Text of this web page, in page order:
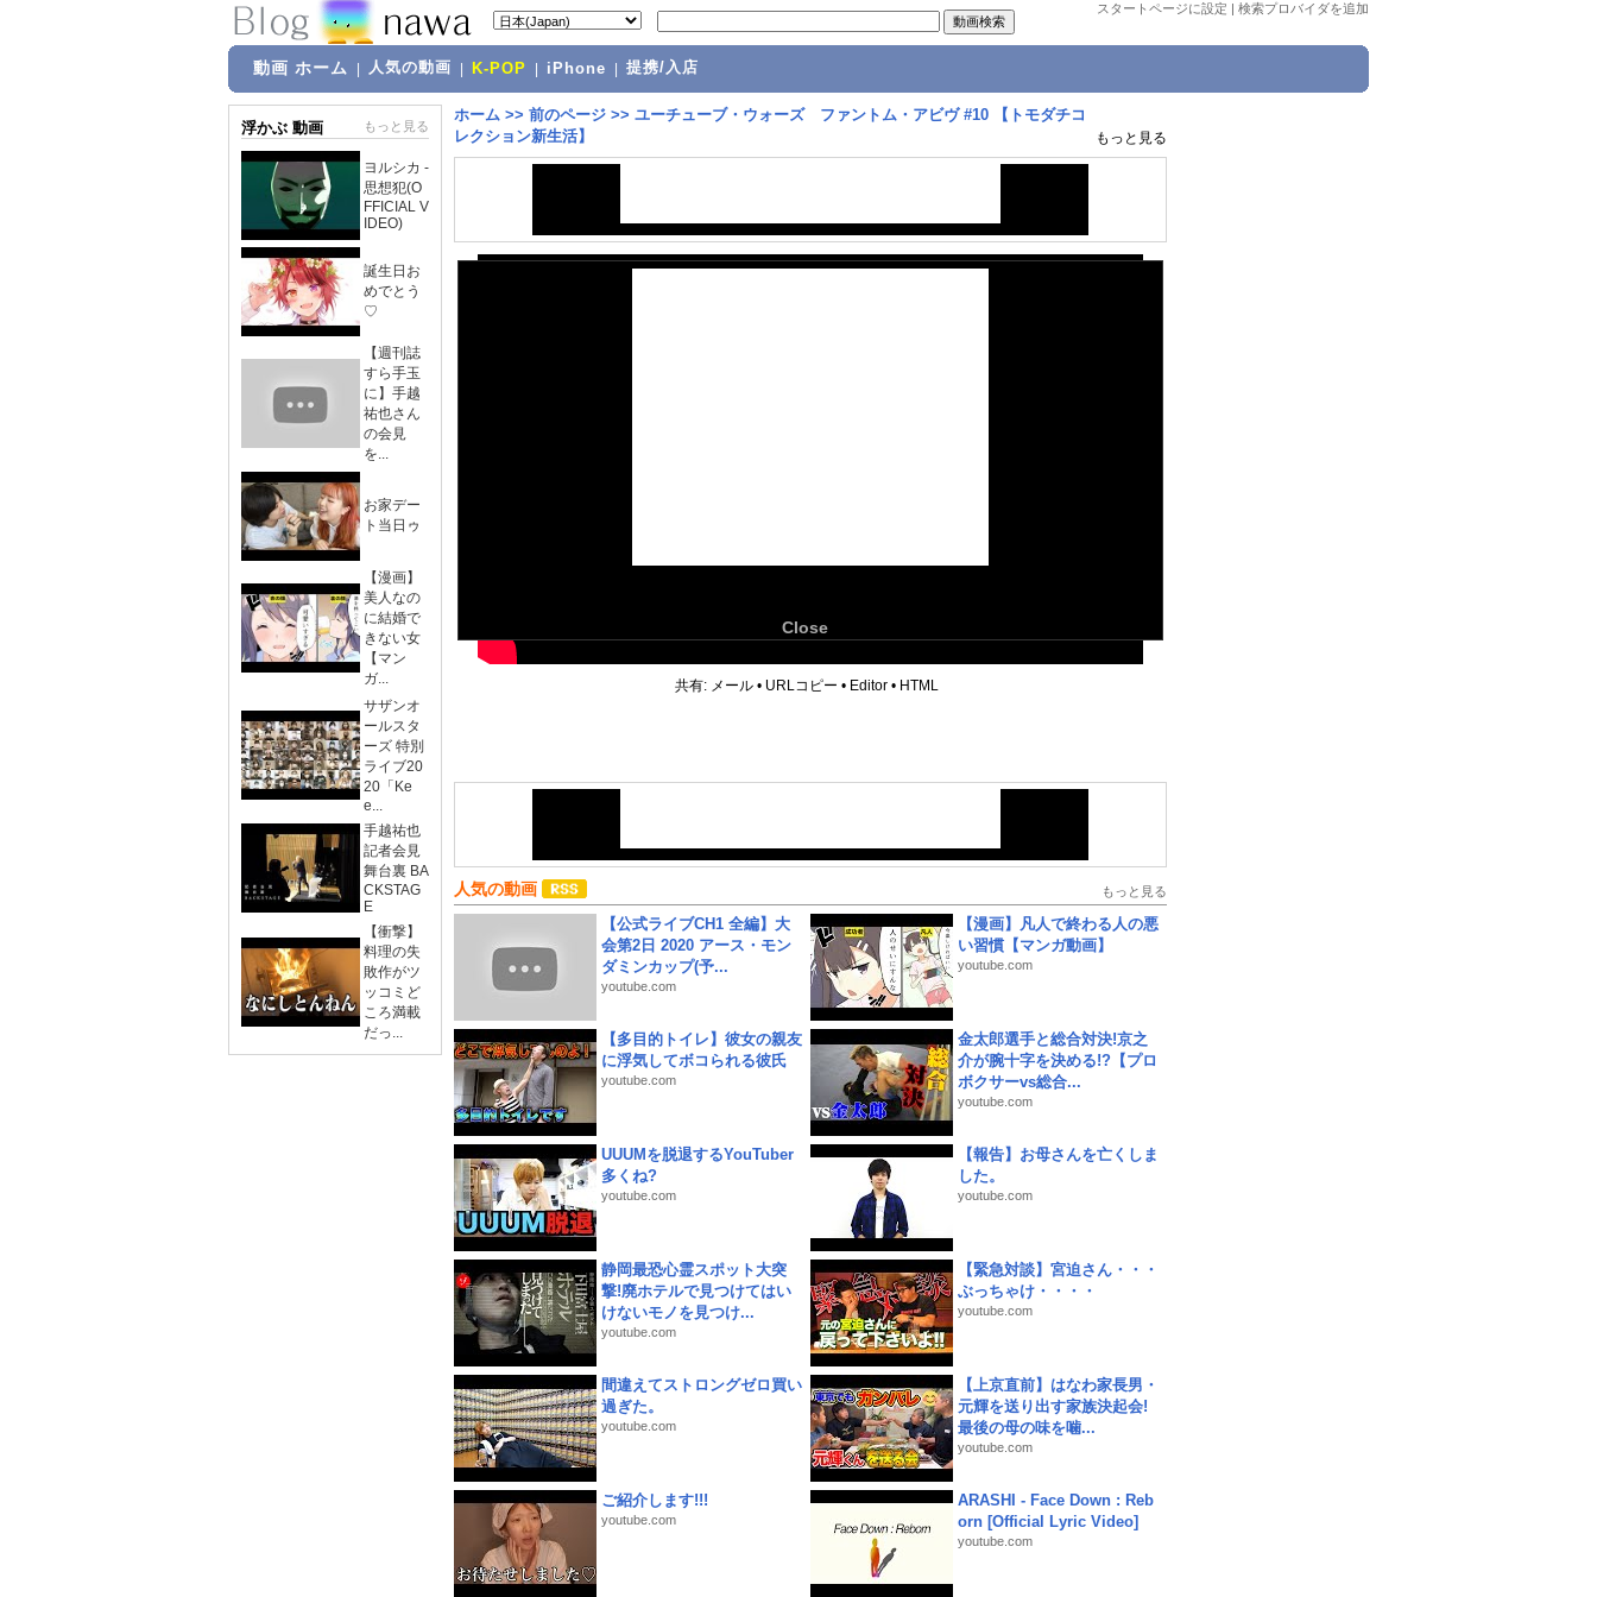
スタートページに設定 | 検索プロバイダを追加
動画 ホーム 人気の動画 K-POP iPhone 提携/入店
浮かぶ 動画 もっと見る
ヨルシカ -
思想犯(O
FFICIAL V
IDEO)
誕生日お
めでとう
♡
【週刊誌
すら手玉
に】手越
祐也さん
の会見
を...
お家デー
ト当日ゥ
【漫画】
美人なの
に結婚で
きない女
【マン
ガ...
サザンオ
ールスタ
ーズ 特別
ライブ20
20「Ke
e...
手越祐也
記者会見
舞台裏 BA
CKSTAG
E
【衝撃】
料理の失
敗作がツ
ッコミど
ころ満載
だっ...
ホーム >> 前のページ >> ユーチューブ・ウォーズ ファントム・アビヴ #10 【トモダチコ
レクション新生活】
もっと見る
Close
共有: メール • URLコピー • Editor • HTML
人気の動画 もっと見る
【公式ライブCH1 全編】大
会第2日 2020 アース・モン
ダミンカップ(予...
youtube.com
【漫画】凡人で終わる人の悪
い習慣【マンガ動画】
youtube.com
【多目的トイレ】彼女の親友
に浮気してボコられる彼氏
youtube.com
金太郎選手と総合対決!京之
介が腕十字を決める!?【プロ
ボクサーvs総合...
youtube.com
UUUMを脱退するYouTuber
多くね?
youtube.com
【報告】お母さんを亡くしま
した。
youtube.com
静岡最恐心霊スポット大突
撃!廃ホテルで見つけてはい
けないモノを見つけ...
youtube.com
【緊急対談】宮迫さん・・・
ぶっちゃけ・・・・
youtube.com
間違えてストロングゼロ買い
過ぎた。
youtube.com
【上京直前】はなわ家長男・
元輝を送り出す家族決起会!
最後の母の味を噛...
youtube.com
ご紹介します!!!
youtube.com
ARASHI - Face Down : Reb
orn [Official Lyric Video]
youtube.com